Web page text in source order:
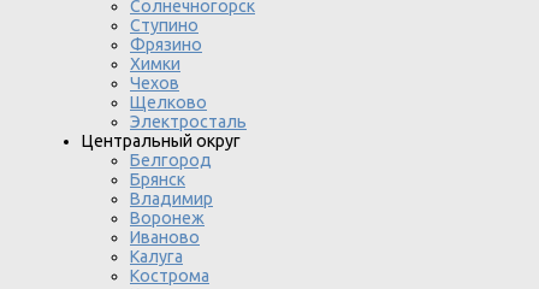
Солнечногорск
Ступино
Фрязино
Химки
Чехов
Щелково
Электросталь
Центральный округ
Белгород
Брянск
Владимир
Воронеж
Иваново
Калуга
Кострома